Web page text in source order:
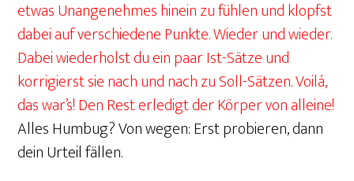
etwas Unangenehmes hinein zu fühlen und klopfst
dabei auf verschiedene Punkte. Wieder und wieder.
Dabei wiederholst du ein paar Ist-Sätze und
korrigierst sie nach und nach zu Soll-Sätzen.Voilá,
das war’s! Den Rest erledigt der Körper von alleine!
Alles Humbug? Von wegen: Erst probieren, dann
dein Urteil fällen.